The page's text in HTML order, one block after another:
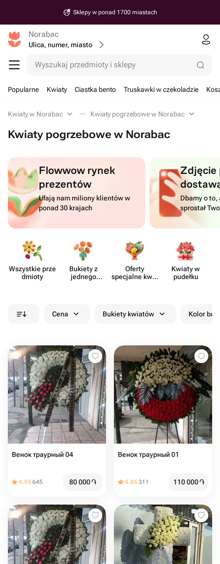
Sklepy w ponad 1700 miastach
Norabac
Ulica, numer, miasto
Wyszukaj przedmioty i sklepy
Popularne Kwiaty Ciastka bento Truskawki w czekoladzie
Kwiaty w Norabac Kwiaty pogrzebowe w Norabac
Kwiaty pogrzebowe w Norabac
Flowwow rynek
prezentów
Ufają nam miliony klientów w
ponad 30 krajach
Dbamy o to,
sprostał
Wszystkie prze​
dmioty
Bukiety z
jednego
Oferty
specjalne kwia​
Kwiaty w
pudełku
Cena Bukiety kwiatów Kolor
Венок траурный 04
4.95645 80 000֏
Венок траурный 01
4.86311 110 000֏